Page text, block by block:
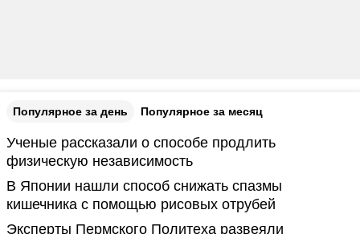
Популярное за день Популярное за месяц
Ученые рассказали о способе продлить
физическую независимость
В Японии нашли способ снижать спазмы
кишечника с помощью рисовых отрубей
Эксперты Пермского Политеха развеяли